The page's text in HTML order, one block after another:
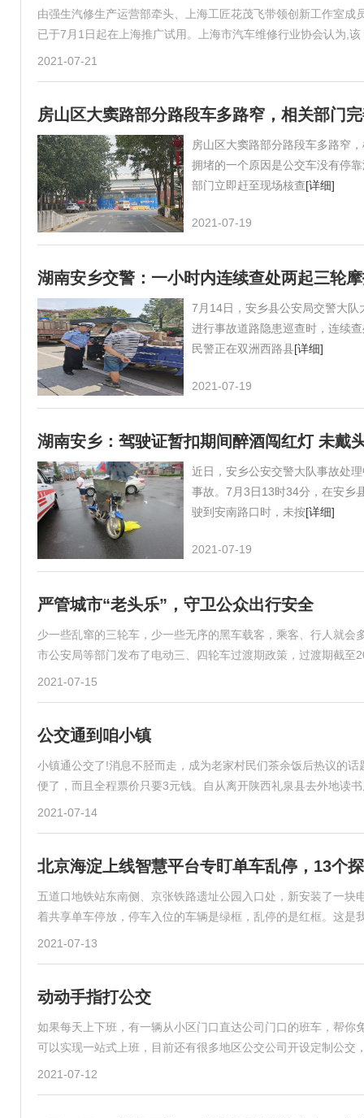
由强生汽修生产运营部牵头、上海工匠花茂飞带领创新工作室
已于7月1日起在上海推广试用。上海市汽车维修行业协会认为,
2021-07-21
房山区大窦路部分路段车多路窄，相关部门
房山区大窦路部分路段车多路窄
拥堵的一个原因是公交车没有停
部门立即赶至现场核查[详细]
2021-07-19
湖南安乡交警：一小时内连续查处两起三轮
7月14日，安乡县公安局交警大
进行事故道路隐患巡查时，连续
民警正在双洲西路县[详细]
2021-07-19
湖南安乡：驾驶证暂扣期间醉酒闯红灯 未戴
近日，安乡公安交警大队事故处
事故。7月3日13时34分，在安乡
驶到安南路口时，未按[详细]
2021-07-19
严管城市“老头乐”，守卫公众出行安全
少一些乱窜的三轮车，少一些无序的黑车载客，乘客、行人就
市公安局等部门发布了电动三、四轮车过渡期政策，过渡期截至
2021-07-15
公交通到咱小镇
小镇通公交了!消息不胫而走，成为老家村民们茶余饭后热议的
便了，而且全程票价只要3元钱。自从离开陕西礼泉县去外地读
2021-07-14
北京海淀上线智慧平台专盯单车乱停，13个
五道口地铁站东南侧、京张铁路遗址公园入口处，新安装了一
着共享单车停放，停车入位的车辆是绿框，乱停的是红框。这是
2021-07-13
动动手指打公交
如果每天上下班，有一辆从小区门口直达公司门口的班车，帮
可以实现一站式上班，目前还有很多地区公交公司开设定制公交
2021-07-12